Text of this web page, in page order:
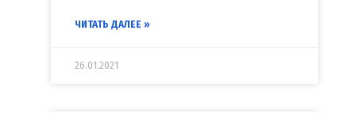
ЧИТАТЬ ДАЛЕЕ »
26.01.2021